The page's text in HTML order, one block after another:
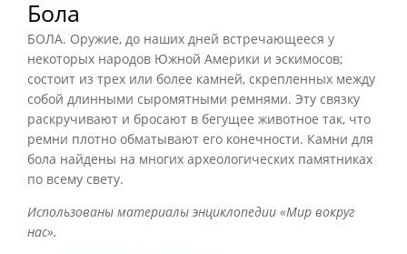
Бола
БОЛА. Оружие, до наших дней встречающееся у
некоторых народов Южной Америки и эскимосов;
состоит из трех или более камней, скрепленных между
собой длинными сыромятными ремнями. Эту связку
раскручивают и бросают в бегущее животное так, что
ремни плотно обматывают его конечности. Камни для
бола найдены на многих археологических памятниках
по всему свету.
Использованы материалы энциклопедии «Мир вокруг
нас».